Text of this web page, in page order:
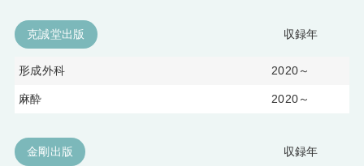
克誠堂出版 収録年
形成外科 2020～
麻酔 2020～
金剛出版 収録年